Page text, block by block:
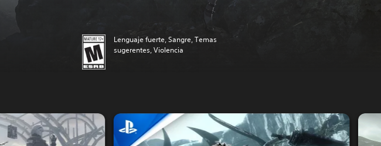
Lenguaje fuerte, Sangre, Temas
sugerentes, Violencia